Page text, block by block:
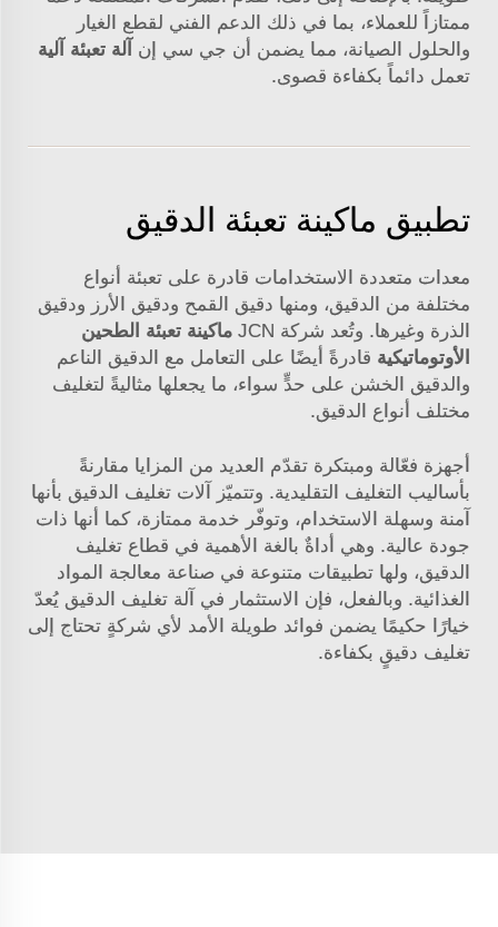
ممتازاً للعملاء، بما في ذلك الدعم الفني لقطع الغيار
والحلول الصيانة، مما يضمن أن جي سي إن آلة تعبئة آلية
تعمل دائماً بكفاءة قصوى.
تطبيق ماكينة تعبئة الدقيق
معدات متعددة الاستخدامات قادرة على تعبئة أنواع
مختلفة من الدقيق، ومنها دقيق القمح ودقيق الأرز ودقيق
الذرة وغيرها. وتُعد شركة JCN
ماكينة تعبئة الطحين
الأوتوماتيكية قادرةً أيضًا على التعامل مع الدقيق الناعم
والدقيق الخشن على حدٍّ سواء، ما يجعلها مثاليةً لتغليف
مختلف أنواع الدقيق.
أجهزة فعّالة ومبتكرة تقدّم العديد من المزايا مقارنةً
بأساليب التغليف التقليدية. وتتميّز آلات تغليف الدقيق بأنها
آمنة وسهلة الاستخدام، وتوفّر خدمة ممتازة، كما أنها ذات
جودة عالية. وهي أداةٌ بالغة الأهمية في قطاع تغليف
الدقيق، ولها تطبيقات متنوعة في صناعة معالجة المواد
الغذائية. وبالفعل، فإن الاستثمار في آلة تغليف الدقيق يُعدّ
خيارًا حكيمًا يضمن فوائد طويلة الأمد لأي شركةٍ تحتاج إلى
تغليف دقيقٍ بكفاءة.